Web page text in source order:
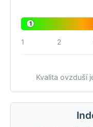
1
1 2
Kvalita ovzduší